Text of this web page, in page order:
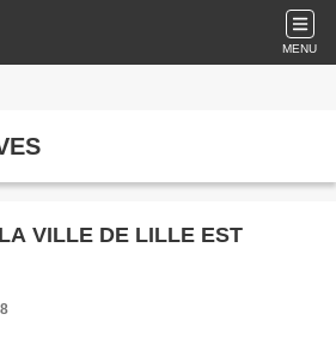
MENU
VILLE DE LILLE EST